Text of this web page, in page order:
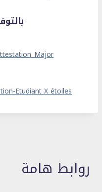
Etudiant X étoiles
روابط هامة